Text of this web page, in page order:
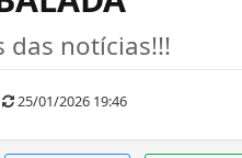
das notícias!!!
25/01/2026 19:46